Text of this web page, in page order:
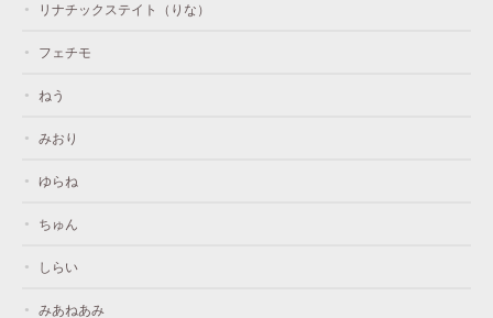
リナチックステイト（りな）
フェチモ
ねう
みおり
ゆらね
ちゅん
しらい
みあねあみ